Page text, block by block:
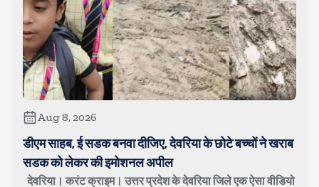
Aug 8, 2026
डीएम साहब, ई सडक बनवा दीजिए, देवरिया के छोटे बच्चों ने खराब
सडक को लेकर की इमोशनल अपील
देवरिया। करंट क्राइम। उत्तर प्रदेश के देवरिया जिले एक ऐसा वीडियो